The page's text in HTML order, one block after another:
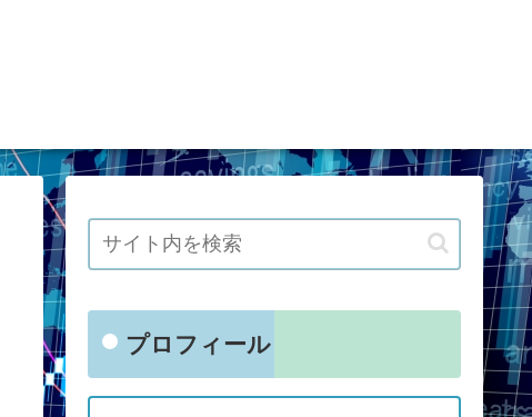
プロフィール